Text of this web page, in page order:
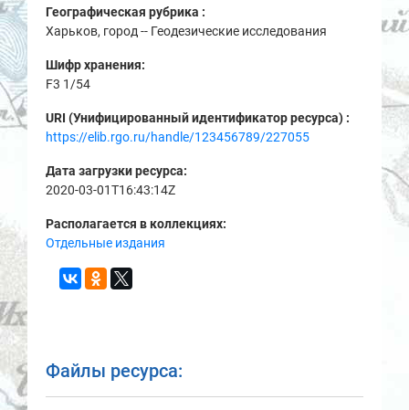
Географическая рубрика :
Харьков, город -- Геодезические исследования
Шифр хранения:
F3 1/54
URI (Унифицированный идентификатор ресурса) :
https://elib.rgo.ru/handle/123456789/227055
Дата загрузки ресурса:
2020-03-01T16:43:14Z
Располагается в коллекциях:
Отдельные издания
Файлы ресурса: